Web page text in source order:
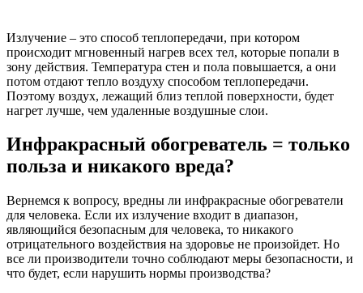
Излучение – это способ теплопередачи, при котором
происходит мгновенный нагрев всех тел, которые попали в
зону действия. Температура стен и пола повышается, а они
потом отдают тепло воздуху способом теплопередачи.
Поэтому воздух, лежащий близ теплой поверхности, будет
нагрет лучше, чем удаленные воздушные слои.
Инфракрасный обогреватель = только
польза и никакого вреда?
Вернемся к вопросу, вредны ли инфракрасные обогреватели
для человека. Если их излучение входит в диапазон,
являющийся безопасным для человека, то никакого
отрицательного воздействия на здоровье не произойдет. Но
все ли производители точно соблюдают меры безопасности, и
что будет, если нарушить нормы производства?